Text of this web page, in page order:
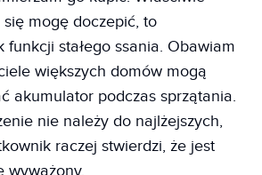
mogę doczepić, to
funkcji stałego ssania. Obawiam
większych domów mogą
akumulator podczas sprzątania.
nie należy do najlżejszych,
raczej stwierdzi, że jest
wyważony.